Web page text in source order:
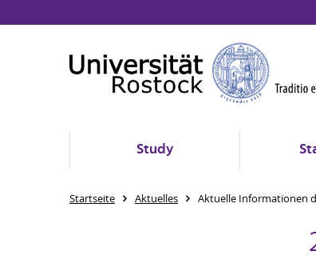
Study
Startseite Aktuelles Aktuelle Informationen